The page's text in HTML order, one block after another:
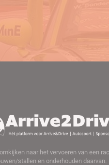
naar het vervoeren van een
stallen en onderhouden daarvan.